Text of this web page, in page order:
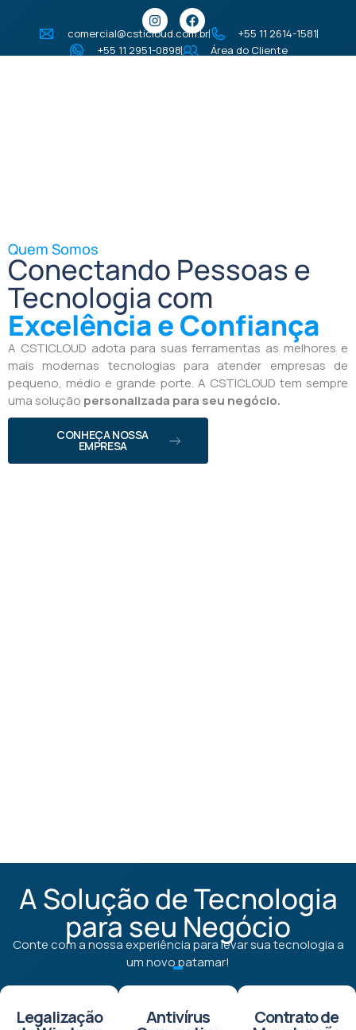
comercial@csticloud.com.br
+55 11 2614-1581
+55 11 2951-0898
Área do Cliente
Quem Somos
Conectando Pessoas e
Tecnologia com
Excelência e Confiança
A CSTICLOUD adota para suas ferramentas as melhores e
mais modernas tecnologias para atender empresas de
pequeno, médio e grande porte. A CSTICLOUD tem sempre
uma solução personalizada para seu negócio.
CONHEÇA NOSSA
EMPRESA
A Solução de Tecnologia
para seu Negócio
Conte com a nossa experiência para levar sua tecnologia a
um novo patamar!
Legalização Antivírus Contrato de